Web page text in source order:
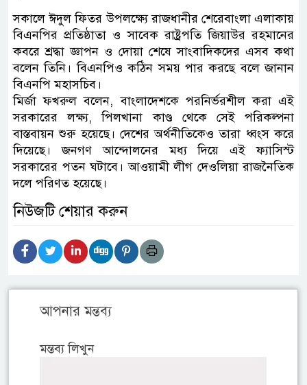
সকালে ঈদুল ফিতর উপলক্ষ্যে রাজধানীর শেরেবাংলা এলাকায়
বিএনপির প্রতিষ্ঠাতা ও সাবেক রাষ্ট্রপতি জিয়াউর রহমানের
কবরে শ্রদ্ধা জ্ঞাপন ও দোয়া শেষে সাংবাদিকদের এসব কথা
বলেন তিনি। বিএনপিও কঠিন সময় পার করছে বলে জানান
বিএনপি মহাসচিব।
মির্জা ফখরুল বলেন, বাংলাদেশকে পরনির্ভরশীল করা এই
সরকারের লক্ষ্য, পিলখানা কাণ্ড থেকে সেই পরিকল্পনা
বাস্তবায়ন শুরু হয়েছে। দেশের অর্থনীতিকেও তারা ধ্বংস করে
দিয়েছে। জনগণ আন্দোলনের মধ্য দিয়ে এই ফ্যাসিস্ট
সরকারের পতন ঘটাবে। আওয়ামী লীগ দেওলিয়া রাজনৈতিক
দলে পরিণত হয়েছে।
নিউজটি শেয়ার করুন
আপনার মন্তব্য
মন্তব্য লিখুন